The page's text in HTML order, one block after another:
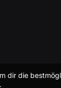
dir die